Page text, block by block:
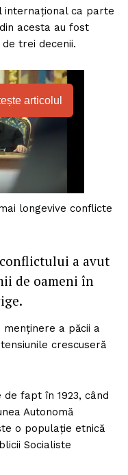
internațional ca parte
acesta au fost
trei decenii.
articolul
longevive conflicte
a avut
de oameni în
a păcii a
crescuseră
fapt în 1923, când
Autonomă
o populație etnică
Socialiste